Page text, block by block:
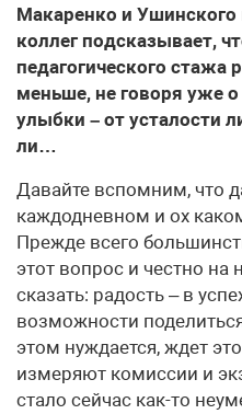
Макаренко и
коллег подсказывает,
педагогического стажа
меньше, не говоря уже
улыбки – от усталости
ли…
Давайте вспомним, что
каждодневном и ох
Прежде всего
этот вопрос и честно на
сказать: радость – в
возможности
этом нуждается, ждет
измеряют комиссии и
стало сейчас как-то